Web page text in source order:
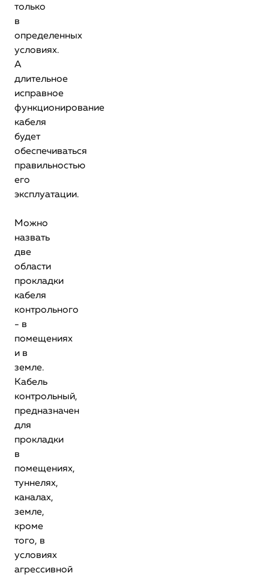
только
в
определенных
условиях.
А
длительное
исправное
функционирование
кабеля
будет
обеспечиваться
правильностью
его
эксплуатации.
Можно
назвать
две
области
прокладки
кабеля
контрольного
- в
помещениях
и в
земле.
Кабель
контрольный,
предназначен
для
прокладки
в
помещениях,
туннелях,
каналах,
земле,
кроме
того, в
условиях
агрессивной